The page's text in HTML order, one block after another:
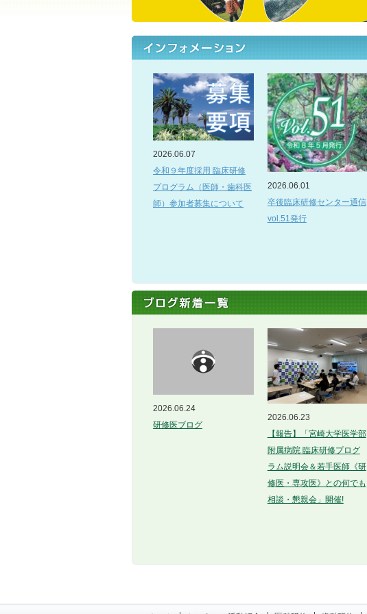
2026.06.07
令和９年度採用 臨床研修
プログラム（医師・歯科医
師）参加者募集について
2026.06.01
卒後臨床研修センター通信
vol.51発行
2026.06.24
研修医ブログ
2026.06.23
【報告】「宮崎大学医学部
附属病院 臨床研修プログ
ラム説明会＆若手医師《研
修医・専攻医》との何でも
相談・懇親会」開催!